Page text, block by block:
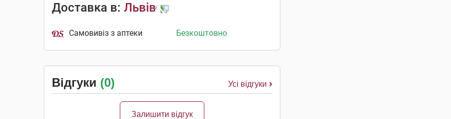
Доставка в: Львів
Самовивіз з аптеки Безкоштовно
Відгуки (0) Усі відгуки
Залишити відгук